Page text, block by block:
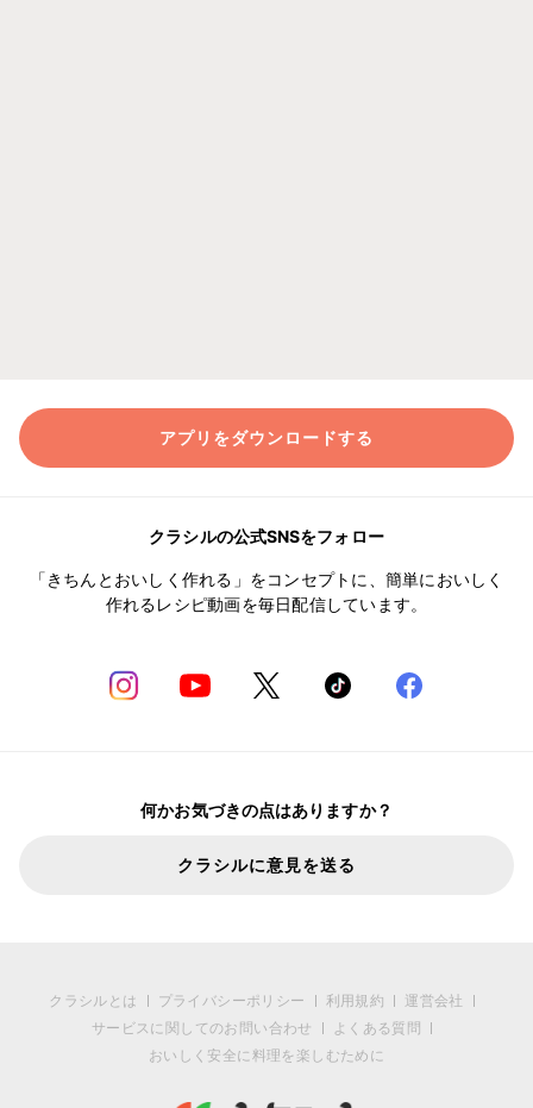
アプリをダウンロードする
クラシルの公式SNSをフォロー
「きちんとおいしく作れる」をコンセプトに、簡単においしく
作れるレシピ動画を毎日配信しています。
何かお気づきの点はありますか？
クラシルに意見を送る
クラシルとは プライバシーポリシー 利用規約
運営会社
サービスに関してのお問い合わせ
よくある質問
おいしく安全に料理を楽しむために